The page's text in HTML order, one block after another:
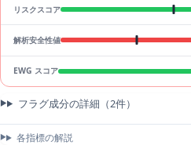
リスクスコア
解析安全性値
EWG スコア
フラグ成分の詳細（2件）
各指標の解説